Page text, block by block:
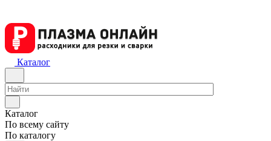
Каталог
Каталог
По всему сайту
По каталогу